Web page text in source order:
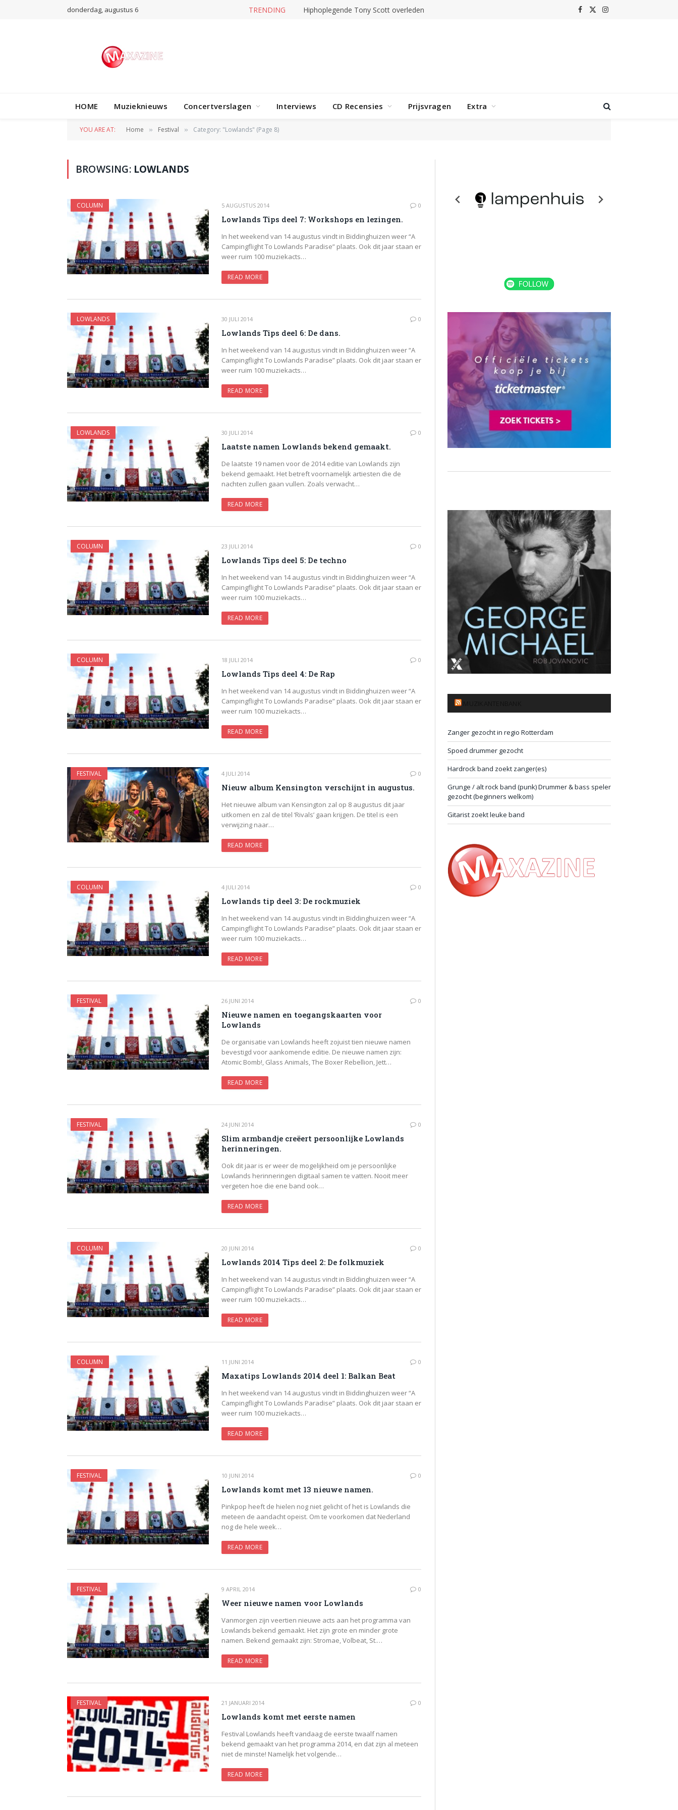
donderdag, augustus 6 TRENDING Jerney Kaagman overleden Facebook
X
Instagram
HOME Muzieknieuws Concertverslagen Interviews CD Recensies Prijsvragen Extra
YOU ARE AT: Home » Festival » Category: "Lowlands" (Page 8)
BROWSING: LOWLANDS
COLUMN 5 AUGUSTUS 2014 0
Lowlands Tips deel 7: Workshops en lezingen.
In het weekend van 14 augustus vindt in Biddinghuizen weer “A
Campingflight To Lowlands Paradise” plaats. Ook dit jaar staan er
weer ruim 100 muziekacts…
READ MORE
LOWLANDS 30 JULI 2014 0
Lowlands Tips deel 6: De dans.
In het weekend van 14 augustus vindt in Biddinghuizen weer “A
Campingflight To Lowlands Paradise” plaats. Ook dit jaar staan er
weer ruim 100 muziekacts…
READ MORE
LOWLANDS 30 JULI 2014 0
Laatste namen Lowlands bekend gemaakt.
De laatste 19 namen voor de 2014 editie van Lowlands zijn
bekend gemaakt. Het betreft voornamelijk artiesten die de
nachten zullen gaan vullen. Zoals verwacht…
READ MORE
COLUMN 23 JULI 2014 0
Lowlands Tips deel 5: De techno
In het weekend van 14 augustus vindt in Biddinghuizen weer “A
Campingflight To Lowlands Paradise” plaats. Ook dit jaar staan er
weer ruim 100 muziekacts…
READ MORE
COLUMN 18 JULI 2014 0
Lowlands Tips deel 4: De Rap
In het weekend van 14 augustus vindt in Biddinghuizen weer “A
Campingflight To Lowlands Paradise” plaats. Ook dit jaar staan er
weer ruim 100 muziekacts…
READ MORE
FESTIVAL 4 JULI 2014 0
Nieuw album Kensington verschijnt in augustus.
Het nieuwe album van Kensington zal op 8 augustus dit jaar
uitkomen en zal de titel ‘Rivals’ gaan krijgen. De titel is een
verwijzing naar…
READ MORE
COLUMN 4 JULI 2014 0
Lowlands tip deel 3: De rockmuziek
In het weekend van 14 augustus vindt in Biddinghuizen weer “A
Campingflight To Lowlands Paradise” plaats. Ook dit jaar staan er
weer ruim 100 muziekacts…
READ MORE
FESTIVAL 26 JUNI 2014 0
Nieuwe namen en toegangskaarten voor
Lowlands
De organisatie van Lowlands heeft zojuist tien nieuwe namen
bevestigd voor aankomende editie. De nieuwe namen zijn:
Atomic Bomb!, Glass Animals, The Boxer Rebellion, Jett…
READ MORE
FESTIVAL 24 JUNI 2014 0
Slim armbandje creëert persoonlijke Lowlands
herinneringen.
Ook dit jaar is er weer de mogelijkheid om je persoonlijke
Lowlands herinneringen digitaal samen te vatten. Nooit meer
vergeten hoe die ene band ook…
READ MORE
COLUMN 20 JUNI 2014 0
Lowlands 2014 Tips deel 2: De folkmuziek
In het weekend van 14 augustus vindt in Biddinghuizen weer “A
Campingflight To Lowlands Paradise” plaats. Ook dit jaar staan er
weer ruim 100 muziekacts…
READ MORE
COLUMN 11 JUNI 2014 0
Maxatips Lowlands 2014 deel 1: Balkan Beat
In het weekend van 14 augustus vindt in Biddinghuizen weer “A
Campingflight To Lowlands Paradise” plaats. Ook dit jaar staan er
weer ruim 100 muziekacts…
READ MORE
FESTIVAL 10 JUNI 2014 0
Lowlands komt met 13 nieuwe namen.
Pinkpop heeft de hielen nog niet gelicht of het is Lowlands die
meteen de aandacht opeist. Om te voorkomen dat Nederland
nog de hele week…
READ MORE
FESTIVAL 9 APRIL 2014 0
Weer nieuwe namen voor Lowlands
Vanmorgen zijn veertien nieuwe acts aan het programma van
Lowlands bekend gemaakt. Het zijn grote en minder grote
namen. Bekend gemaakt zijn: Stromae, Volbeat, St.…
READ MORE
FESTIVAL 21 JANUARI 2014 0
Lowlands komt met eerste namen
Festival Lowlands heeft vandaag de eerste twaalf namen
bekend gemaakt van het programma 2014, en dat zijn al meteen
niet de minste! Namelijk het volgende…
READ MORE
Zanger gezocht in regio Rotterdam
Spoed drummer gezocht
Hardrock band zoekt zanger(es)
Grunge / alt rock band (punk) Drummer & bass speler
gezocht (beginners welkom)
Gitarist zoekt leuke band